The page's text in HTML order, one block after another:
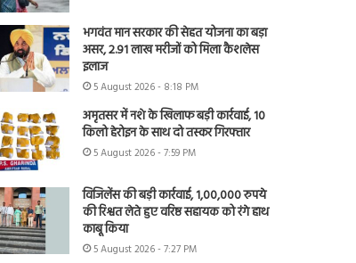
भगवंत मान सरकार की सेहत योजना का बड़ा
असर, 2.91 लाख मरीजों को मिला कैशलेस
इलाज
5 August 2026 - 8:18 PM
अमृतसर में नशे के खिलाफ बड़ी कार्रवाई, 10
किलो हेरोइन के साथ दो तस्कर गिरफ्तार
5 August 2026 - 7:59 PM
विजिलेंस की बड़ी कार्रवाई, 1,00,000 रुपये
की रिश्वत लेते हुए वरिष्ठ सहायक को रंगे हाथ
काबू किया
5 August 2026 - 7:27 PM